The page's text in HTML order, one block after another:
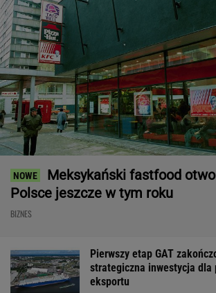
Meksykański fastfood
Polsce jeszcze w tym roku
BIZNES
Pierwszy etap GAT
strategiczna inwestycja dla
eksportu